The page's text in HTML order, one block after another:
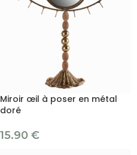
Miroir œil à poser en métal
doré
15.90 €